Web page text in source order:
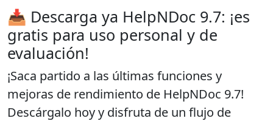
📥 Descarga ya HelpNDoc 9.7: ¡es
gratis para uso personal y de
evaluación!
¡Saca partido a las últimas funciones y
mejoras de rendimiento de HelpNDoc 9.7!
Descárgalo hoy y disfruta de un flujo de